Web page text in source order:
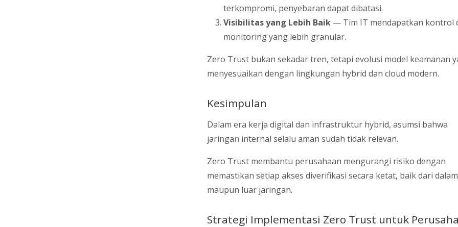
terkompromi, penyebaran dapat dibatasi.
Visibilitas yang Lebih Baik — Tim IT mendapatkan kontrol
monitoring yang lebih granular.
Zero Trust bukan sekadar tren, tetapi evolusi model keamanan
menyesuaikan dengan lingkungan hybrid dan cloud modern.
Kesimpulan
Dalam era kerja digital dan infrastruktur hybrid, asumsi bahwa
jaringan internal selalu aman sudah tidak relevan.
Zero Trust membantu perusahaan mengurangi risiko dengan
memastikan setiap akses diverifikasi secara ketat, baik dari dalam
maupun luar jaringan.
Strategi Implementasi Zero Trust untuk